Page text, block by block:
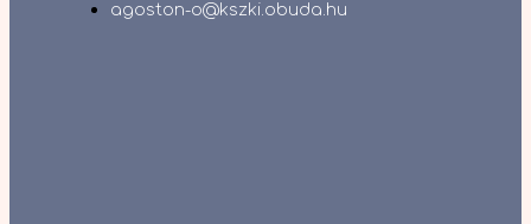
agoston-o@kszki.obuda.hu